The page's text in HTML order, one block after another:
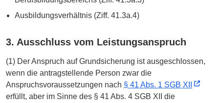
Ausbildungsverhältnis (Ziff. 41.3a.4)
3. Ausschluss vom Leistungsanspruch
(1) Der Anspruch auf Grundsicherung ist ausgeschlossen,
wenn die antragstellende Person zwar die
Anspruchsvoraussetzungen nach § 41 Abs. 1 SGB XII
erfüllt, aber im Sinne des § 41 Abs. 4 SGB XII die